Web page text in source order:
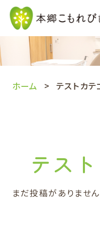
ホーム テストカテ
テス
まだ投稿がありません